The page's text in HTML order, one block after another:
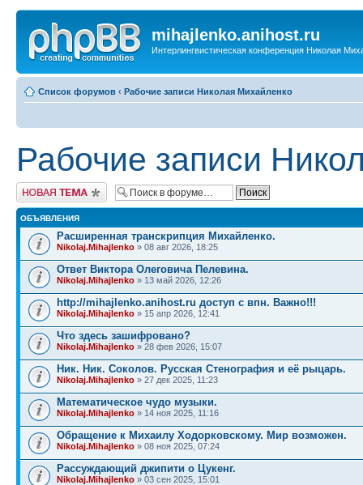
mihajlenko.anihost.ru
Интерлингвистическая конференция Николая
Список форумов ‹ Рабочие записи Николая Михайленко
Рабочие записи
Новая тема
ОБЪЯВЛЕНИЯ
Расширенная транскрипция Михайленко.
Nikolaj.Mihajlenko » 08 авг 2026, 18:25
Ответ Виктора Олеговича Пелевина.
Nikolaj.Mihajlenko » 13 май 2026, 12:26
http://mihajlenko.anihost.ru доступ с впн. Важно!!!
Nikolaj.Mihajlenko » 15 апр 2026, 12:41
Что здесь зашифровано?
Nikolaj.Mihajlenko » 28 фев 2026, 15:07
Ник. Ник. Соколов. Русская Стенография и её рыцарь.
Nikolaj.Mihajlenko » 27 дек 2025, 11:23
Математическое чудо музыки.
Nikolaj.Mihajlenko » 14 ноя 2025, 11:16
Обращение к Михаилу Ходорковскому. Мир возможен.
Nikolaj.Mihajlenko » 08 ноя 2025, 07:24
Рассуждающий джипити о Цукенг.
Nikolaj.Mihajlenko » 03 сен 2025, 15:01